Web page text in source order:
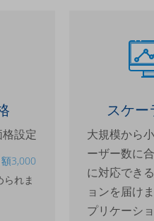
設定
額3,000
られま
スケー
大規模から
ーザー数に
に対応でき
ョンを届け
プリケーシ